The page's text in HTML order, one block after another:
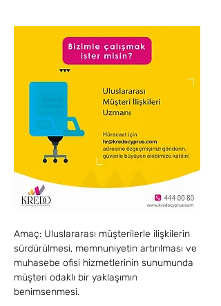
Amaç: Uluslararası müşterilerle ilişkilerin
sürdürülmesi, memnuniyetin artırılması ve
muhasebe ofisi hizmetlerinin sunumunda
müşteri odaklı bir yaklaşımın
benimsenmesi.